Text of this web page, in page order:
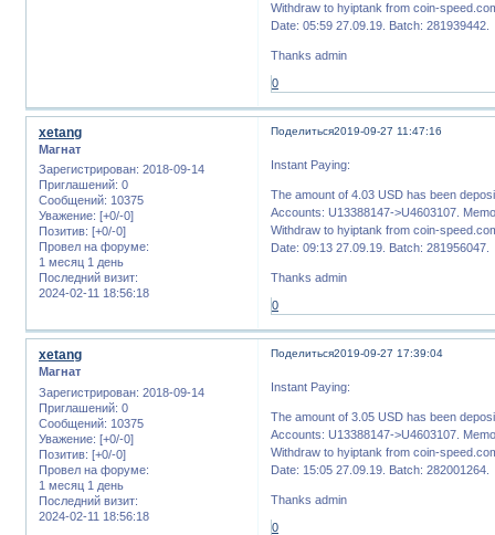
Withdraw to hyiptank from coin-
Date: 05:59 27.09.19. Batch: 281939442.
Thanks admin
0
Поделиться2019-09-27 11:47:16
xetang
Магнат
Зарегистрирован: 2018-09-14
Приглашений: 0
Сообщений: 10375
Уважение: [+0/-0]
Позитив: [+0/-0]
Провел на форуме:
1 месяц 1 день
Последний визит:
2024-02-11 18:56:18
Instant Paying:
The amount of 4.03 USD has been
Accounts: U13388147->U4603107.
Withdraw to hyiptank from coin-
Date: 09:13 27.09.19. Batch: 281956047.
Thanks admin
0
Поделиться2019-09-27 17:39:04
xetang
Магнат
Зарегистрирован: 2018-09-14
Приглашений: 0
Сообщений: 10375
Уважение: [+0/-0]
Позитив: [+0/-0]
Провел на форуме:
1 месяц 1 день
Последний визит:
2024-02-11 18:56:18
Instant Paying:
The amount of 3.05 USD has been
Accounts: U13388147->U4603107.
Withdraw to hyiptank from coin-
Date: 15:05 27.09.19. Batch: 282001264.
Thanks admin
0